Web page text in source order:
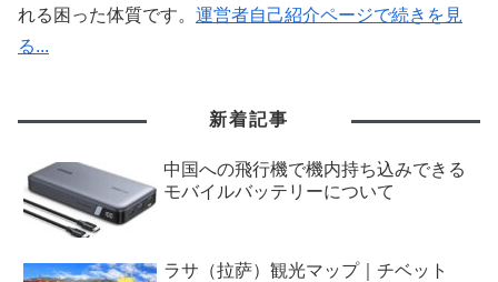
れる困った体質です。 運営者自己紹介ページで続きを見
る...
新着記事
中国への飛行機で機内持ち込みできる
モバイルバッテリーについて
ラサ（拉萨）観光マップ｜チベット